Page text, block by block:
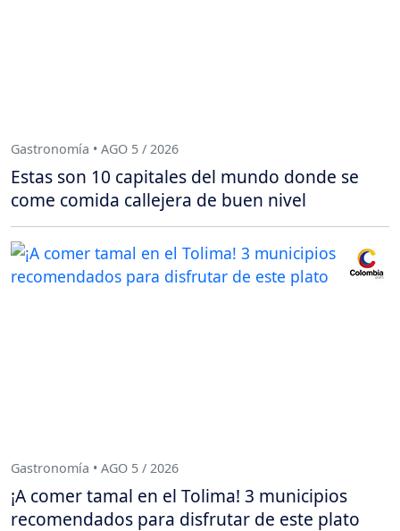
Gastronomía • AGO 5 / 2026
Estas son 10 capitales del mundo donde se
come comida callejera de buen nivel
Gastronomía • AGO 5 / 2026
¡A comer tamal en el Tolima! 3 municipios
recomendados para disfrutar de este plato